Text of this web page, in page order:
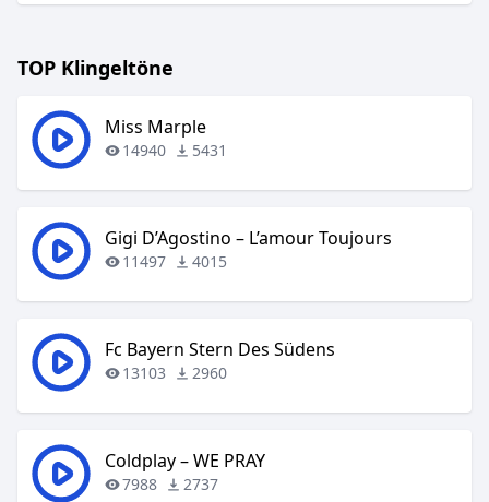
TOP Klingeltöne
Miss Marple
14940 5431
Gigi D’Agostino – L’amour Toujours
11497 4015
Fc Bayern Stern Des Südens
13103 2960
Coldplay – WE PRAY
7988 2737